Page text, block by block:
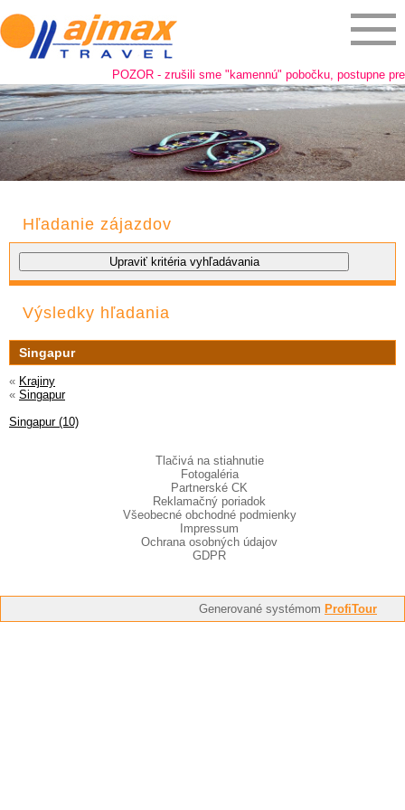
POZOR - zrušili sme "kamennú" pobočku, postupne
Hľadanie zájazdov
Výsledky hľadania
Singapur
« Krajiny
« Singapur
Singapur (10)
Tlačivá na stiahnutie
Fotogaléria
Partnerské CK
Reklamačný poriadok
Všeobecné obchodné podmienky
Impressum
Ochrana osobných údajov
GDPR
Generované systémom ProfiTour